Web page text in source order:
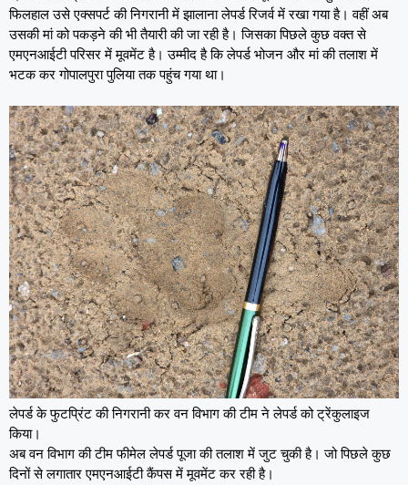
फिलहाल उसे एक्सपर्ट की निगरानी में झालाना लेपर्ड रिजर्व में रखा गया है। वहीं अब
उसकी मां को पकड़ने की भी तैयारी की जा रही है। जिसका पिछले कुछ वक्त से
एमएनआईटी परिसर में मूवमेंट है। उम्मीद है कि लेपर्ड भोजन और मां की तलाश में
भटक कर गोपालपुरा पुलिया तक पहुंच गया था।
लेपर्ड के फुटप्रिंट की निगरानी कर वन विभाग की टीम ने लेपर्ड को ट्रेंकुलाइज
किया।
अब वन विभाग की टीम फीमेल लेपर्ड पूजा की तलाश में जुट चुकी है। जो पिछले कुछ
दिनों से लगातार एमएनआईटी कैंपस में मूवमेंट कर रही है।